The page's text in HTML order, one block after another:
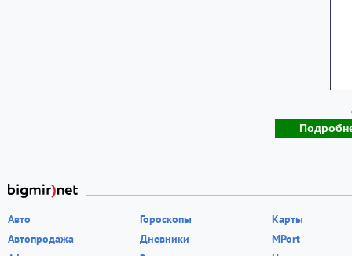
Авто
Автопродажа
Гороскопы
Дневники
Карты
MPort